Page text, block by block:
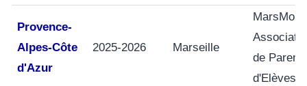
Provence-
Alpes-Côte
d'Azur
2025-2026 Marseille
MarsMob
de
d'Elèves